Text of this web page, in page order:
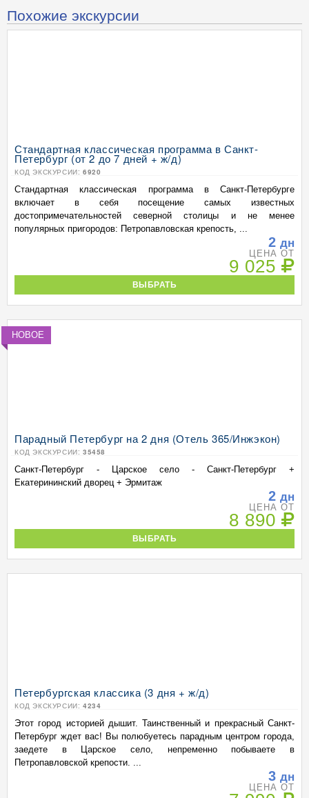
Похожие экскурсии
Стандартная классическая программа в Санкт-
Петербург (от 2 до 7 дней + ж/д)
КОД ЭКСКУРСИИ: 6920
Стандартная классическая программа в Санкт-Петербурге
включает в себя посещение самых известных
достопримечательностей северной столицы и не менее
популярных пригородов: Петропавловская крепость, ...
2 дн
ЦЕНА ОТ
9 025
ВЫБРАТЬ
НОВОЕ
Парадный Петербург на 2 дня (Отель 365/Инжэкон)
КОД ЭКСКУРСИИ: 35458
Санкт-Петербург - Царское село - Санкт-Петербург +
Екатерининский дворец + Эрмитаж
2 дн
ЦЕНА ОТ
8 890
ВЫБРАТЬ
Петербургская классика (3 дня + ж/д)
КОД ЭКСКУРСИИ: 4234
Этот город историей дышит. Таинственный и прекрасный Санкт-
Петербург ждет вас! Вы полюбуетесь парадным центром города,
заедете в Царское село, непременно побываете в
Петропавловской крепости. ...
3 дн
ЦЕНА ОТ